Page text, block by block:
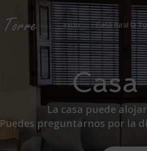
Inicio Casa rural la
La casa puede
Puedes preguntarnos por la